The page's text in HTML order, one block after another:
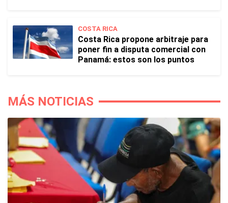
COSTA RICA
Costa Rica propone arbitraje para
poner fin a disputa comercial con
Panamá: estos son los puntos
MÁS NOTICIAS